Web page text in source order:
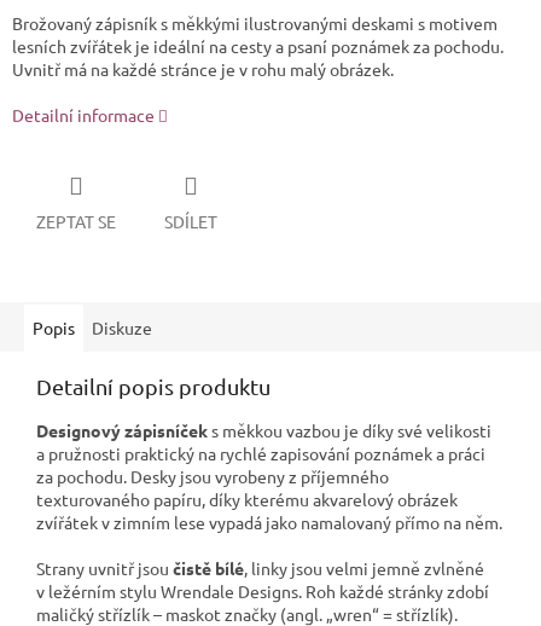
Brožovaný zápisník s měkkými ilustrovanými deskami s motivem
lesních zvířátek je ideální na cesty a psaní poznámek za pochodu.
Uvnitř má na každé stránce je v rohu malý obrázek.
Detailní informace
ZEPTAT SE SDÍLET
Popis Diskuze
Detailní popis produktu
Designový zápisníčeks měkkou vazbou je díky své velikosti
a pružnosti praktický na rychlé zapisování poznámek a práci
za pochodu. Desky jsou vyrobeny z příjemného
texturovaného papíru, díky kterému akvarelový obrázek
zvířátek v zimním lese vypadá jako namalovaný přímo na něm.
Strany uvnitř jsou čistě bílé, linky jsou velmi jemně zvlněné
v ležérním stylu Wrendale Designs. Roh každé stránky zdobí
maličký střízlík – maskot značky (angl. „wren“ = střízlík).